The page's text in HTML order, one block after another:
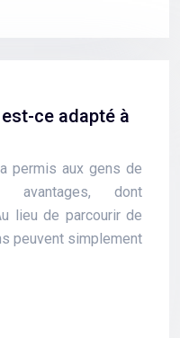
ce adapté à
permis aux gens de
avantages, dont
lieu de parcourir de
peuvent simplement